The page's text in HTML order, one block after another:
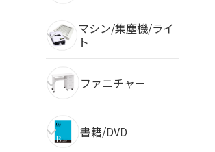
マシン/集塵機/ライ
ト
ファニチャー
書籍/DVD